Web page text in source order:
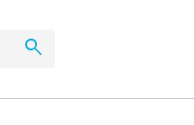
search